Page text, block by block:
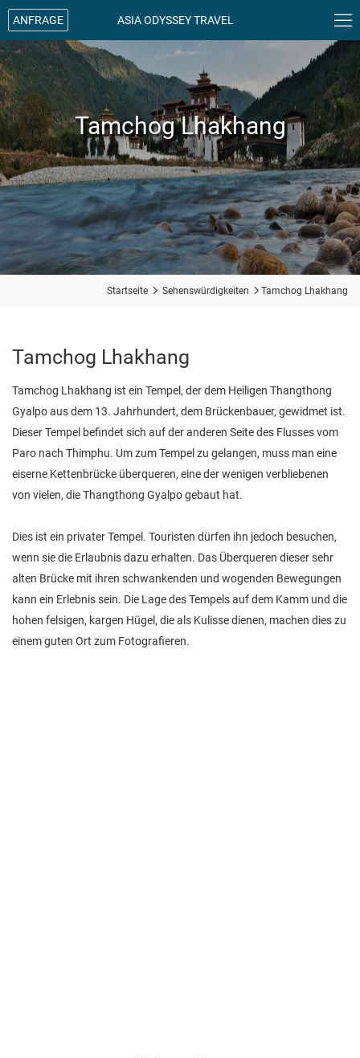

ANFRAGE ASIA ODYSSEY TRAVEL
Tamchog Lhakhang
Startseite  Sehenswürdigkeiten  Tamchog Lhakhang
Tamchog Lhakhang
Tamchog Lhakhang ist ein Tempel, der dem Heiligen Thangthong
Gyalpo aus dem 13. Jahrhundert, dem Brückenbauer, gewidmet ist.
Dieser Tempel befindet sich auf der anderen Seite des Flusses vom
Paro nach Thimphu. Um zum Tempel zu gelangen, muss man eine
eiserne Kettenbrücke überqueren, eine der wenigen verbliebenen
von vielen, die Thangthong Gyalpo gebaut hat.
Dies ist ein privater Tempel. Touristen dürfen ihn jedoch besuchen,
wenn sie die Erlaubnis dazu erhalten. Das Überqueren dieser sehr
alten Brücke mit ihren schwankenden und wogenden Bewegungen
kann ein Erlebnis sein. Die Lage des Tempels auf dem Kamm und die
hohen felsigen, kargen Hügel, die als Kulisse dienen, machen dies zu
einem guten Ort zum Fotografieren.